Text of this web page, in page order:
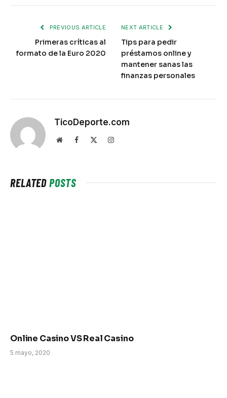
PREVIOUS ARTICLE
Primeras críticas al
formato de la Euro 2020
NEXT ARTICLE
Tips para pedir
préstamos online y
mantener sanas las
finanzas personales
TicoDeporte.com
WebsiteFacebook Instagram
RELATEDPOSTS
Online Casino VS Real Casino
5 mayo, 2020